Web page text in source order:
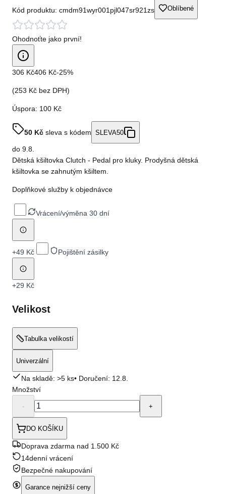
Kód produktu: cmdm91wyr001pjl047sr921zs Oblíbené
Ohodnoťte jako první!
306 Kč406 Kč-25%
(253 Kč bez DPH)
Úspora: 100 Kč
50 Kč sleva s kódem SLEVA50
do 9.8.
Dětská kšiltovka Clutch - Pedal pro kluky. Prodyšná dětská
kšiltovka se zahnutým kšiltem.
Doplňkové služby k objednávce
Vrácení/výměna 30 dní
+49 Kč Pojištění zásilky
+29 Kč
Velikost
Tabulka velikostí
Univerzální
Na skladě: >5 ks• Doručení: 12.8.
Množství
- +
DO KOŠÍKU
Doprava zdarma nad 1.500 Kč
14denní vrácení
Bezpečné nakupování
Garance nejnižší ceny